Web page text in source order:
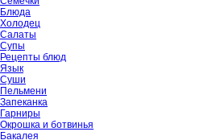
Блюда
Холодец
Салаты
Супы
Рецепты блюд
Язык
Суши
Пельмени
Запеканка
Гарниры
Окрошка и ботвинья
Бакалея